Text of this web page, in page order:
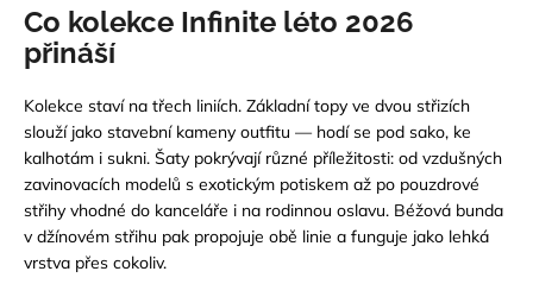
k
ů
Co kolekce Infinite léto 2026
přináší
Kolekce staví na třech liniích. Základní topy ve dvou střizích
slouží jako stavební kameny outfitu — hodí se pod sako, ke
kalhotám i sukni. Šaty pokrývají různé příležitosti: od vzdušných
zavinovacích modelů s exotickým potiskem až po pouzdrové
střihy vhodné do kanceláře i na rodinnou oslavu. Béžová bunda
v džínovém střihu pak propojuje obě linie a funguje jako lehká
vrstva přes cokoliv.
e
t
e
n
a
j
í
t
?